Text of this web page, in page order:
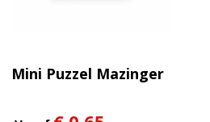
Mini Puzzel Mazinger